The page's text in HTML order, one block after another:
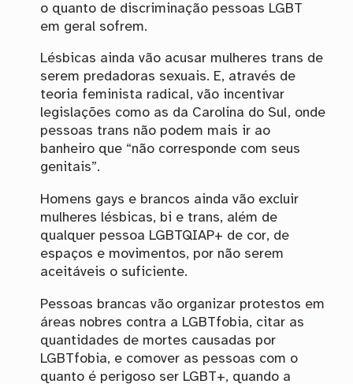
o quanto de discriminação pessoas LGBT
em geral sofrem.
Lésbicas ainda vão acusar mulheres trans de
serem predadoras sexuais. E, através de
teoria feminista radical, vão incentivar
legislações como as da Carolina do Sul, onde
pessoas trans não podem mais ir ao
banheiro que “não corresponde com seus
genitais”.
Homens gays e brancos ainda vão excluir
mulheres lésbicas, bi e trans, além de
qualquer pessoa LGBTQIAP+ de cor, de
espaços e movimentos, por não serem
aceitáveis o suficiente.
Pessoas brancas vão organizar protestos em
áreas nobres contra a LGBTfobia, citar as
quantidades de mortes causadas por
LGBTfobia, e comover as pessoas com o
quanto é perigoso ser LGBT+, quando a